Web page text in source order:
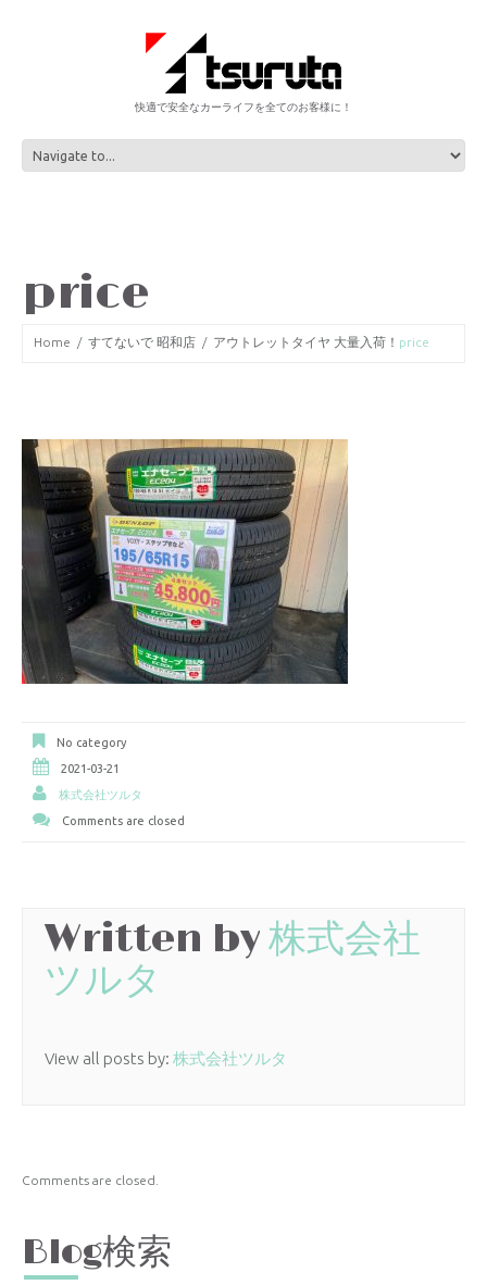
快適で安全なカーライフを全てのお客様に！
price
Home すてないで 昭和店 アウトレットタイヤ 大量入荷！ price
No category
2021-03-21
株式会社ツルタ
Comments are closed
Written by株式会社
ツルタ
View all posts by: 株式会社ツルタ
Comments are closed.
Blog検索